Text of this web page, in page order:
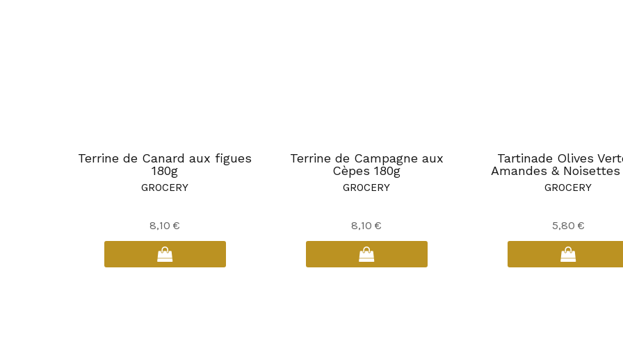
Terrine de Canard aux figues
180g
GROCERY
8,10 €
Terrine de Campagne aux
Cèpes 180g
GROCERY
8,10 €
Tartinade Olives
Amandes & Noisettes
GROCERY
5,80 €